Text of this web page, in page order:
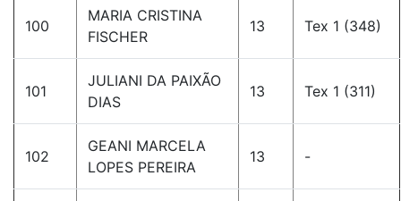
100
MARIA CRISTINA
FISCHER
13 Tex 1 (348)
101
JULIANI DA PAIXÃO
DIAS
13 Tex 1 (311)
102
GEANI MARCELA
LOPES PEREIRA
13 -